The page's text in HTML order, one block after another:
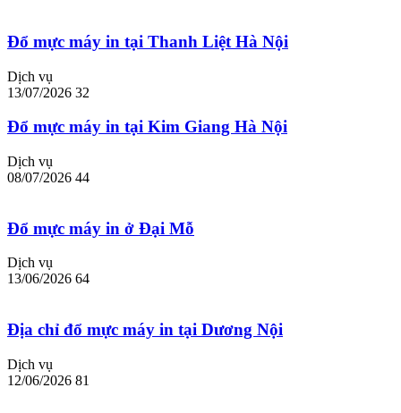
Đổ mực máy in tại Thanh Liệt Hà Nội
Dịch vụ
13/07/2026 32
Đổ mực máy in tại Kim Giang Hà Nội
Dịch vụ
08/07/2026 44
Đổ mực máy in ở Đại Mỗ
Dịch vụ
13/06/2026 64
Địa chỉ đổ mực máy in tại Dương Nội
Dịch vụ
12/06/2026 81